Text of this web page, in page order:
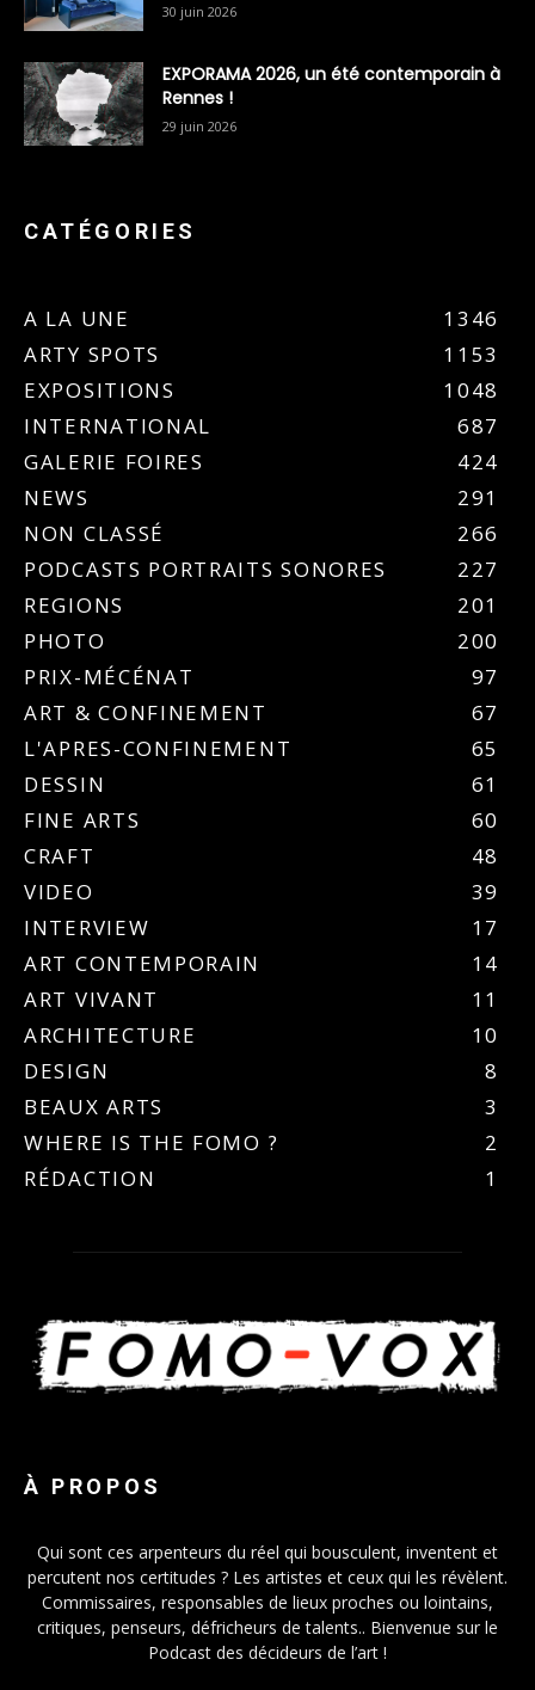
30 juin 2026
EXPORAMA 2026, un été contemporain à
Rennes !
29 juin 2026
CATÉGORIES
A LA UNE
1346
ARTY SPOTS
1153
EXPOSITIONS
1048
INTERNATIONAL
687
GALERIE FOIRES
424
NEWS
291
NON CLASSÉ
266
PODCASTS PORTRAITS SONORES
227
REGIONS
201
PHOTO
200
PRIX-MÉCÉNAT
97
ART & CONFINEMENT
67
L'APRES-CONFINEMENT
65
DESSIN
61
FINE ARTS
60
CRAFT
48
VIDEO
39
INTERVIEW
17
ART CONTEMPORAIN
14
ART VIVANT
11
ARCHITECTURE
10
DESIGN
8
BEAUX ARTS
3
WHERE IS THE FOMO ?
2
RÉDACTION
1
À PROPOS
Qui sont ces arpenteurs du réel qui bousculent, inventent et
percutent nos certitudes ? Les artistes et ceux qui les révèlent.
Commissaires, responsables de lieux proches ou lointains,
critiques, penseurs, défricheurs de talents.. Bienvenue sur le
Podcast des décideurs de l’art !